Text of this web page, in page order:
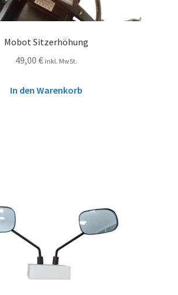
Mobot Sitzerhöhung
49,00 € inkl. MwSt.
In den Warenkorb